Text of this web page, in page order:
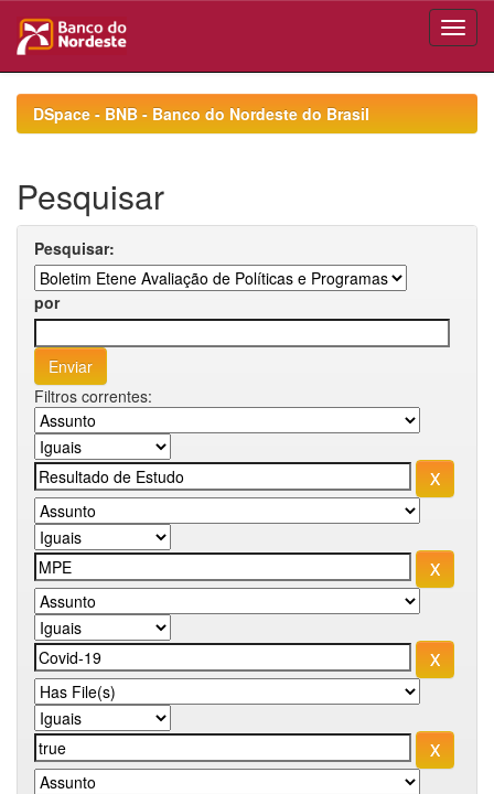
navigationDSpace - BNB - Banco do Nordeste do Brasil
Pesquisar
Pesquisar:
por
Filtros correntes: